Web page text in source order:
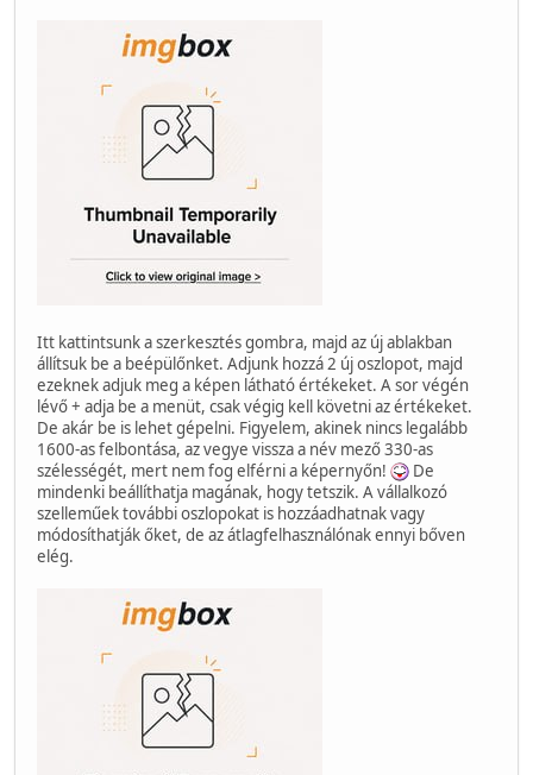
Itt kattintsunk a szerkesztés gombra, majd az új ablakban
állítsuk be a beépülőnket. Adjunk hozzá 2 új oszlopot, majd
ezeknek adjuk meg a képen látható értékeket. A sor végén
lévő + adja be a menüt, csak végig kell követni az értékeket.
De akár be is lehet gépelni. Figyelem, akinek nincs legalább
1600-as felbontása, az vegye vissza a név mező 330-as
szélességét, mert nem fog elférni a képernyőn!
De
mindenki beállíthatja magának, hogy tetszik. A vállalkozó
szelleműek további oszlopokat is hozzáadhatnak vagy
módosíthatják őket, de az átlagfelhasználónak ennyi bőven
elég.